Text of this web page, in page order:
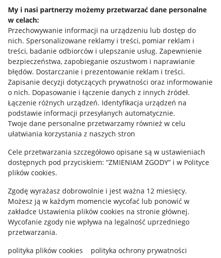
My i nasi partnerzy możemy przetwarzać dane personalne
w celach:
Przechowywanie informacji na urządzeniu lub dostęp do
nich. Spersonalizowane reklamy i treści, pomiar reklam i
treści, badanie odbiorców i ulepszanie usług. Zapewnienie
bezpieczeństwa, zapobieganie oszustwom i naprawianie
błędów. Dostarczanie i prezentowanie reklam i treści.
Zapisanie decyzji dotyczących prywatności oraz informowanie
o nich. Dopasowanie i łączenie danych z innych źródeł.
Łączenie różnych urządzeń. Identyfikacja urządzeń na
podstawie informacji przesyłanych automatycznie.
Twoje dane personalne przetwarzamy również w celu
ułatwiania korzystania z naszych stron
Cele przetwarzania szczegółowo opisane są w ustawieniach
dostępnych pod przyciskiem: “ZMIENIAM ZGODY” i w Polityce
plików cookies.
Zgodę wyrażasz dobrowolnie i jest ważna 12 miesięcy.
Możesz ją w każdym momencie wycofać lub ponowić w
zakładce Ustawienia plików cookies na stronie głównej.
Wycofanie zgody nie wpływa na legalność uprzedniego
przetwarzania.
polityka plików cookies
polityka ochrony prywatności
Allegro Gadane dla sprzedających
Allegro Gadane dla kupujących
Mapa miejscowości
Informacje prawne
Regulamin
Polityka plików "cookies"
Ustawienia plików "cookies"
Udostępnianie lokalizacji
Informacje dla Aktu o Usługach Cyfrowych
Pobierz aplikację